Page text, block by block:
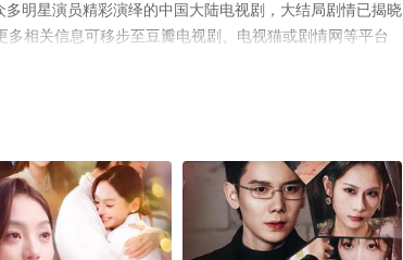
明星演员精彩演绎的中国大陆电视剧，大结局剧情已揭晓
相关信息可移步至豆瓣电视剧、电视猫或剧情网等平台